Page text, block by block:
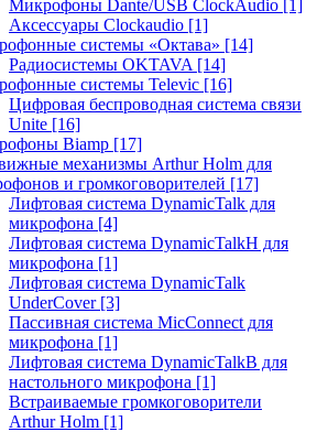
Микрофоны Dante/USB ClockAudio [1]
Аксессуары Clockaudio [1]
системы «Октава» [14]
Радиосистемы OKTAVA [14]
системы Televic [16]
Цифровая беспроводная система связи
Unite [16]
Biamp [17]
механизмы Arthur Holm для
и громкоговорителей [17]
Лифтовая система DynamicTalk для
микрофона [4]
Лифтовая система DynamicTalkH для
микрофона [1]
Лифтовая система DynamicTalk
UnderCover [3]
Пассивная система MicConnect для
микрофона [1]
Лифтовая система DynamicTalkB для
настольного микрофона [1]
Встраиваемые громкоговорители
Arthur Holm [1]